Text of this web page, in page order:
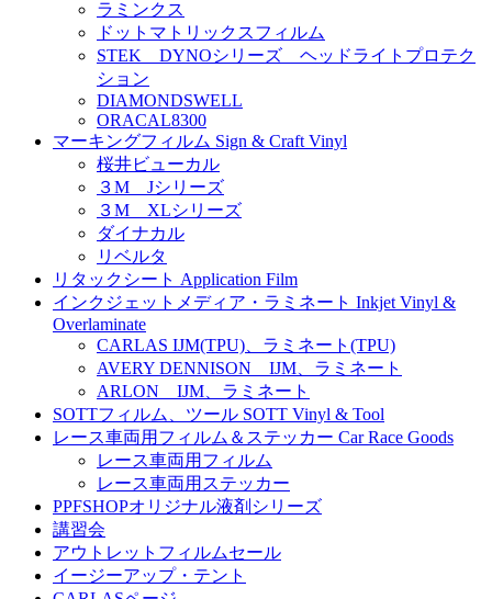
ラミンクス
ドットマトリックスフィルム
STEK DYNOシリーズ ヘッドライトプロテク
ション
DIAMONDSWELL
ORACAL8300
マーキングフィルム Sign & Craft Vinyl
桜井ビューカル
３M Jシリーズ
３M XLシリーズ
ダイナカル
リベルタ
リタックシート Application Film
インクジェットメディア・ラミネート Inkjet Vinyl &
Overlaminate
CARLAS IJM(TPU)、ラミネート(TPU)
AVERY DENNISON IJM、ラミネート
ARLON IJM、ラミネート
SOTTフィルム、ツール SOTT Vinyl & Tool
レース車両用フィルム＆ステッカー Car Race Goods
レース車両用フィルム
レース車両用ステッカー
PPFSHOPオリジナル液剤シリーズ
講習会
アウトレットフィルムセール
イージーアップ・テント